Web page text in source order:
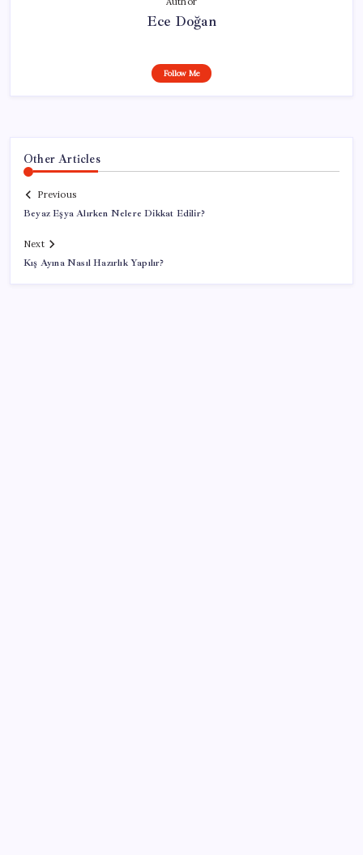
Ece Doğan
Follow Me
Other Articles
Previous
Beyaz Eşya Alırken Nelere Dikkat Edilir?
Next
Kış Ayına Nasıl Hazırlık Yapılır?